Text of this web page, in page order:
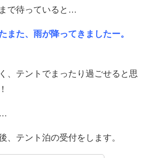
で待っていると…
また、雨が降ってきましたー。
、テントでまったり過ごせると思
、テント泊の受付をします。